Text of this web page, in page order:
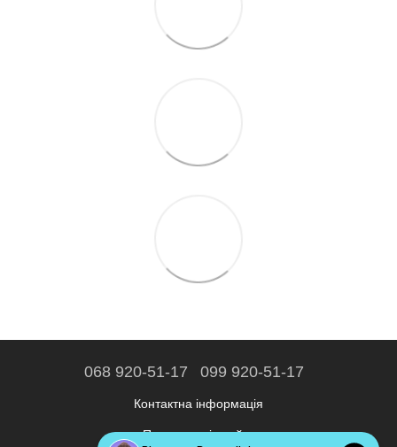
068 920-51-17 099 920-51-17
Контактна інформація
Повна версія сайту